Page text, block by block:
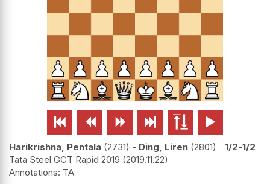
     
Harikrishna, Pentala 2731 - Ding, Liren 2801
1/2-1/2
Tata Steel GCT Rapid 2019 2019.11.22
TA